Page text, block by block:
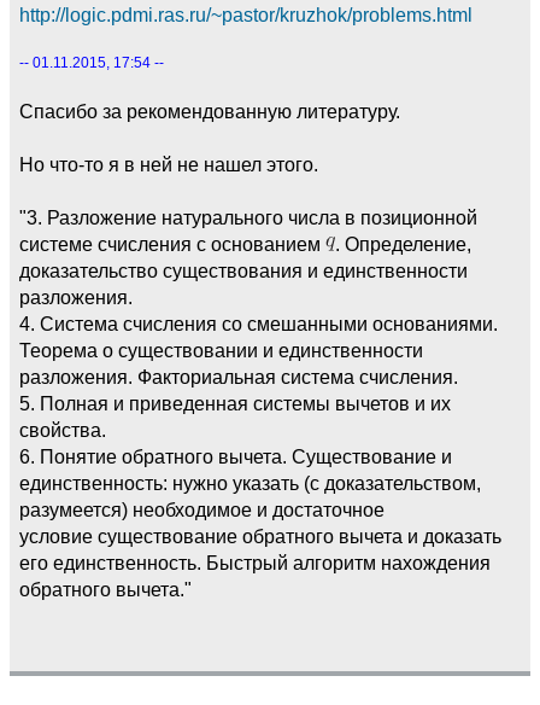
http://logic.pdmi.ras.ru/~pastor/kruzhok/problems.html
-- 01.11.2015, 17:54 --
Спасибо за рекомендованную литературу.
Но что-то я в ней не нашел этого.
"3. Разложение натурального числа в позиционной
системе счисления с основанием
. Определение,
доказательство существования и единственности
разложения.
4. Система счисления со смешанными основаниями.
Теорема о существовании и единственности
разложения. Факториальная система счисления.
5. Полная и приведенная системы вычетов и их
свойства.
6. Понятие обратного вычета. Существование и
единственность: нужно указать (с доказательством,
разумеется) необходимое и достаточное
условие существование обратного вычета и доказать
его единственность. Быстрый алгоритм нахождения
обратного вычета."